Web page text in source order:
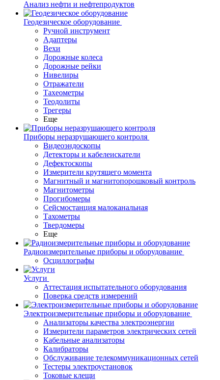
Анализ нефти и нефтепродуктов
Геодезическое оборудование
Ручной инструмент
Адаптеры
Вехи
Дорожные колеса
Дорожные рейки
Нивелиры
Отражатели
Тахеометры
Теодолиты
Трегеры
Еще
Приборы неразрушающего контроля
Видеоэндоскопы
Детекторы и кабелеискатели
Дефектоскопы
Измерители крутящего момента
Магнитный и магнитопорошковый контроль
Магнитометры
Прогибомеры
Сейсмостанция малоканальная
Тахометры
Твердомеры
Еще
Радиоизмерительные приборы и оборудование
Осциллографы
Услуги
Аттестация испытательного оборудования
Поверка средств измерений
Электроизмерительные приборы и оборудование
Анализаторы качества электроэнергии
Измерители параметров электрических сетей
Кабельные анализаторы
Калибраторы
Обслуживание телекоммуникационных сетей
Тестеры электроустановок
Токовые клещи